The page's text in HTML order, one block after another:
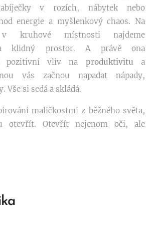
v rozích, nábytek nebo
energie a myšlenkový chaos. Na
kruhové místnosti najdeme
klidný prostor. A právě ona
pozitivní vliv na produktivitu a
vás začnou napadat nápady,
Vše si sedá a skládá.
maličkostmi z běžného světa,
otevřít. Otevřít nejenom oči, ale